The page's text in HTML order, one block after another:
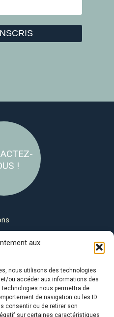
aux
nous utilisons des technologies
ou accéder aux informations des
nous permettra de
de navigation ou les ID
consentir ou de retirer son
sur certaines caractéristiques
!